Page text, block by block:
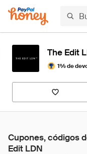
The Edit
1% de
Cupones, códigos
Edit LDN